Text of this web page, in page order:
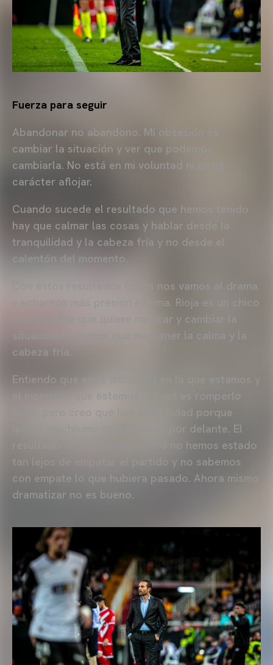
Fuerza para seguir
Abandonar no abandono. Mi obsesión es
cambiar la situación y ver que podemos
cambiarla. No está en mi voluntad ni en mi
carácter aflojar.
Cuando sucede el resultado que hemos tenido
hay que calmar las cosas y hablar desde la
tranquilidad y la cabeza fría y no desde el
calentón del momento.
Con estos resultados todos nos vamos al drama
y echarnos más presión encima. Rioja es un chico
responsable que quiere mejorar y cambiar la
situación. Tenemos que mantener la calma y la
cabeza fría.
Entiendo que en la dificultad en la que estamos y
el momento que estamos lo fácil es romperlo
todo, pero creo que hay posibilidad porque
queda muchísimo campeonato por delante. El
resultado de hoy es malo pero no hemos estado
tan lejos de empatar el partido y no sabemos
con empate lo que hubiera pasado. Ahora mismo
dramatizar no es bueno.